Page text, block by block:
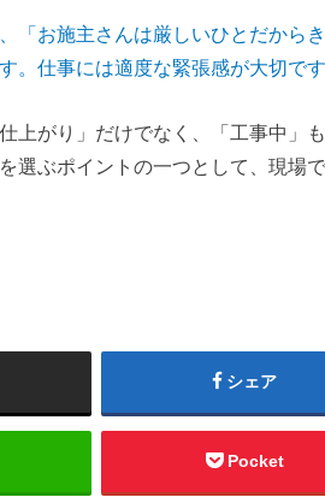
「お施主さんは厳しいひとだから
。仕事には適度な緊張感が大切です
上がり」だけでなく、「工事中」
選ぶポイントの一つとして、現場
シェア
Pocket